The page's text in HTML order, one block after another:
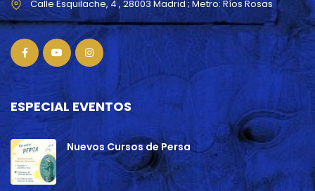
ESPECIAL EVENTOS
Nuevos Cursos de Persa